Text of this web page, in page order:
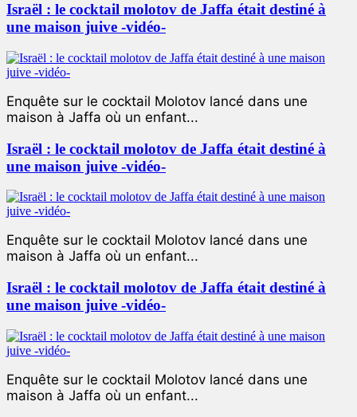
Israël : le cocktail molotov de Jaffa était destiné à
une maison juive -vidéo-
Enquête sur le cocktail Molotov lancé dans une
maison à Jaffa où un enfant...
Israël : le cocktail molotov de Jaffa était destiné à
une maison juive -vidéo-
Enquête sur le cocktail Molotov lancé dans une
maison à Jaffa où un enfant...
Israël : le cocktail molotov de Jaffa était destiné à
une maison juive -vidéo-
Enquête sur le cocktail Molotov lancé dans une
maison à Jaffa où un enfant...